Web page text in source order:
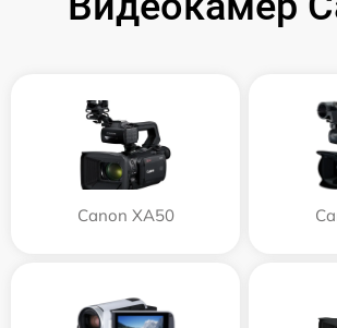
Canon XA50